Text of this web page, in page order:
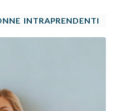
INTRAPRENDENTI